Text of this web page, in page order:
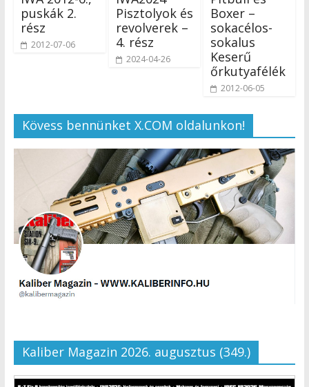
puskák 2.
rész
2012-07-06
Pisztolyok és
revolverek –
4. rész
2024-04-26
Boxer –
sokacélos-
sokalus
Keserű
őrkutyafélék
2012-06-05
Kövess bennünket X.COM oldalunkon!
Kaliber Magazin 2026. augusztus (349.)